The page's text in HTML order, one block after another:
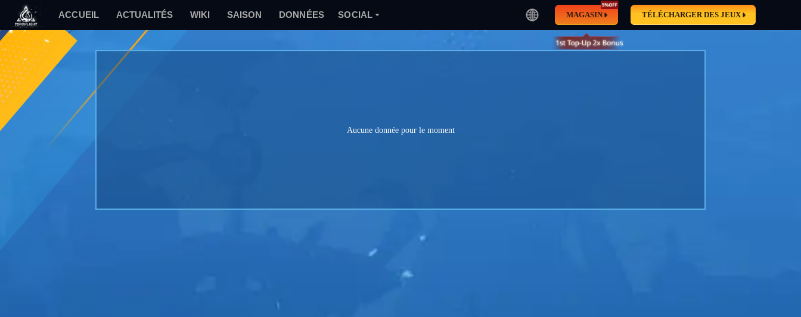
Aucune donnée pour le moment
ACCUEIL ACTUALITÉS WIKI SAISON DONNÉES SOCIAL MAGASIN TÉLÉCHARGER DES JEUX